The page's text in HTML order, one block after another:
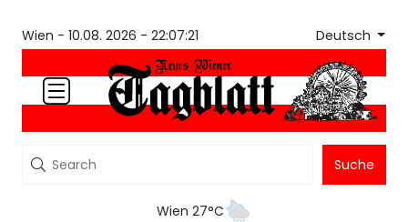
Wien - 10.08. 2026 - 22:07:21 Deutsch
Suche
Wien 27°C